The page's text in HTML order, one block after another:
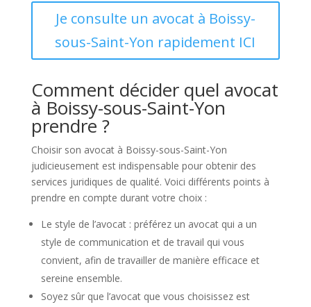
Je consulte un avocat à Boissy-
sous-Saint-Yon rapidement ICI
Comment décider quel avocat
à Boissy-sous-Saint-Yon
prendre ?
Choisir son avocat à Boissy-sous-Saint-Yon
judicieusement est indispensable pour obtenir des
services juridiques de qualité. Voici différents points à
prendre en compte durant votre choix :
Le style de l’avocat : préférez un avocat qui a un
style de communication et de travail qui vous
convient, afin de travailler de manière efficace et
sereine ensemble.
Soyez sûr que l’avocat que vous choisissez est